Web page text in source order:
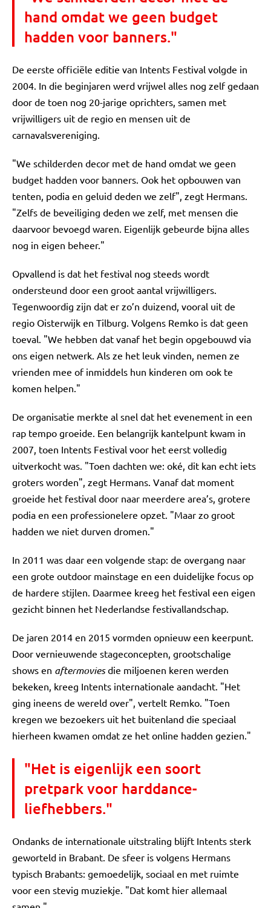
hand omdat we geen budget
hadden voor banners."
De eerste officiële editie van Intents Festival volgde in
2004. In die beginjaren werd vrijwel alles nog zelf gedaan
door de toen nog 20-jarige oprichters, samen met
vrijwilligers uit de regio en mensen uit de
carnavalsvereniging.
"We schilderden decor met de hand omdat we geen
budget hadden voor banners. Ook het opbouwen van
tenten, podia en geluid deden we zelf", zegt Hermans.
"Zelfs de beveiliging deden we zelf, met mensen die
daarvoor bevoegd waren. Eigenlijk gebeurde bijna alles
nog in eigen beheer."
Opvallend is dat het festival nog steeds wordt
ondersteund door een groot aantal vrijwilligers.
Tegenwoordig zijn dat er zo’n duizend, vooral uit de
regio Oisterwijk en Tilburg. Volgens Remko is dat geen
toeval. "We hebben dat vanaf het begin opgebouwd via
ons eigen netwerk. Als ze het leuk vinden, nemen ze
vrienden mee of inmiddels hun kinderen om ook te
komen helpen."
De organisatie merkte al snel dat het evenement in een
rap tempo groeide. Een belangrijk kantelpunt kwam in
2007, toen Intents Festival voor het eerst volledig
uitverkocht was. "Toen dachten we: oké, dit kan echt iets
groters worden", zegt Hermans. Vanaf dat moment
groeide het festival door naar meerdere area’s, grotere
podia en een professionelere opzet. "Maar zo groot
hadden we niet durven dromen."
In 2011 was daar een volgende stap: de overgang naar
een grote outdoor mainstage en een duidelijke focus op
de hardere stijlen. Daarmee kreeg het festival een eigen
gezicht binnen het Nederlandse festivallandschap.
De jaren 2014 en 2015 vormden opnieuw een keerpunt.
Door vernieuwende stageconcepten, grootschalige
shows en aftermoviesdie miljoenen keren werden
bekeken, kreeg Intents internationale aandacht. "Het
ging ineens de wereld over", vertelt Remko. "Toen
kregen we bezoekers uit het buitenland die speciaal
hierheen kwamen omdat ze het online hadden gezien."
"Het is eigenlijk een soort
pretpark voor harddance-
liefhebbers."
Ondanks de internationale uitstraling blijft Intents sterk
geworteld in Brabant. De sfeer is volgens Hermans
typisch Brabants: gemoedelijk, sociaal en met ruimte
voor een stevig muziekje. "Dat komt hier allemaal